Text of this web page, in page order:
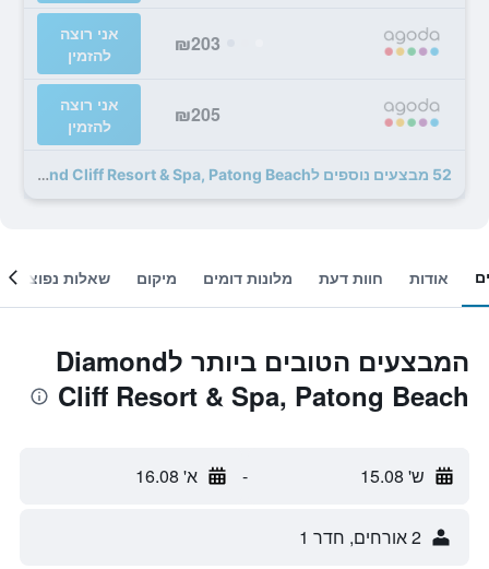
₪203
אני רוצה
להזמין
₪205
אני רוצה
להזמין
52 מבצעים נוספים לDiamond Cliff Resort & Spa, Patong Beach
אודות חוות דעת מלונות דומים מיקום שאלות נפוצות
המבצעים הטובים ביותר לDiamond
Cliff Resort & Spa, Patong Beach
ש' 15.08 - א' 16.08
2 אורחים, חדר 1